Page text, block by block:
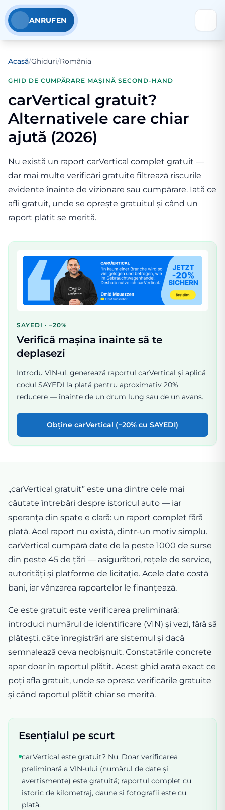
ANRUFEN
Acasă/Ghiduri/România
GHID DE CUMPĂRARE MAȘINĂ SECOND-HAND
carVertical gratuit?
Alternativele care chiar
ajută (2026)
Nu există un raport carVertical complet gratuit —
dar mai multe verificări gratuite filtrează riscurile
evidente înainte de vizionare sau cumpărare. Iată ce
afli gratuit, unde se oprește gratuitul și când un
raport plătit se merită.
SAYEDI · −20%
Verifică mașina înainte să te
deplasezi
Introdu VIN-ul, generează raportul carVertical și aplică
codul SAYEDI la plată pentru aproximativ 20%
reducere — înainte de un drum lung sau de un avans.
Obține carVertical (−20% cu SAYEDI)
„carVertical gratuit” este una dintre cele mai
căutate întrebări despre istoricul auto — iar
speranța din spate e clară: un raport complet fără
plată. Acel raport nu există, dintr-un motiv simplu.
carVertical cumpără date de la peste 1000 de surse
din peste 45 de țări — asigurători, rețele de service,
autorități și platforme de licitație. Acele date costă
bani, iar vânzarea rapoartelor le finanțează.
Ce este gratuit este verificarea preliminară:
introduci numărul de identificare (VIN) și vezi, fără să
plătești, câte înregistrări are sistemul și dacă
semnalează ceva neobișnuit. Constatările concrete
apar doar în raportul plătit. Acest ghid arată exact ce
poți afla gratuit, unde se opresc verificările gratuite
și când raportul plătit chiar se merită.
Esențialul pe scurt
carVertical este gratuit? Nu. Doar verificarea
preliminară a VIN-ului (numărul de date și
avertismente) este gratuită; raportul complet cu
istoric de kilometraj, daune și fotografii este cu
plată.